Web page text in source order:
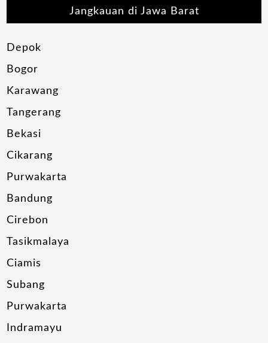
Jangkauan di Jawa Barat
Depok
Bogor
Karawang
Tangerang
Bekasi
Cikarang
Purwakarta
Bandung
Cirebon
Tasikmalaya
Ciamis
Subang
Purwakarta
Indramayu